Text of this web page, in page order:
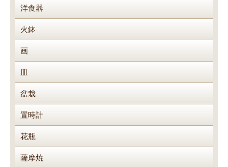
洋食器
火鉢
画
皿
盆栽
置時計
花瓶
薩摩焼